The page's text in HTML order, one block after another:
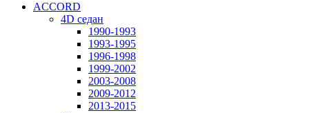
ACCORD
4D седан
1990-1993
1993-1995
1996-1998
1999-2002
2003-2008
2009-2012
2013-2015